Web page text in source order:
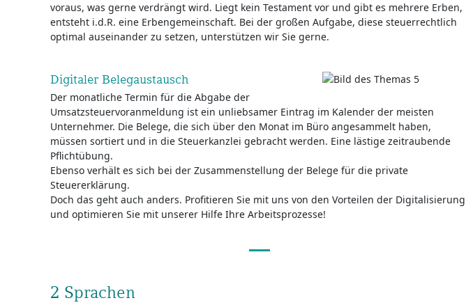
voraus, was gerne verdrängt wird. Liegt kein Testament vor und gibt es mehrere Erben,
entsteht i.d.R. eine Erbengemeinschaft. Bei der großen Aufgabe, diese steuerrechtlich
optimal auseinander zu setzen, unterstützen wir Sie gerne.
Digitaler Belegaustausch
Der monatliche Termin für die Abgabe der
Umsatzsteuervoranmeldung ist ein unliebsamer Eintrag im Kalender der meisten
Unternehmer. Die Belege, die sich über den Monat im Büro angesammelt haben,
müssen sortiert und in die Steuerkanzlei gebracht werden. Eine lästige zeitraubende
Pflichtübung.
Ebenso verhält es sich bei der Zusammenstellung der Belege für die private
Steuererklärung.
Doch das geht auch anders. Profitieren Sie mit uns von den Vorteilen der Digitalisierung
und optimieren Sie mit unserer Hilfe Ihre Arbeitsprozesse!
2 Sprachen